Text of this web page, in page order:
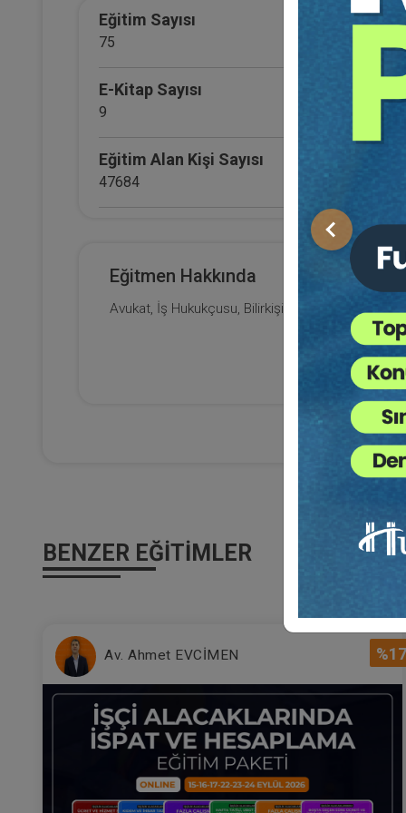
Önceki
Eğitim Sayısı
75
E-Kitap Sayısı
9
Eğitim Alan Kişi Sayısı
47684
Makale Sayısı
15
22
Eğitmen Hakkında
Avukat, İş Hukukçusu, Bilirkişi
BENZER EĞITIMLER
%17
Av. Ahmet EVCİMEN